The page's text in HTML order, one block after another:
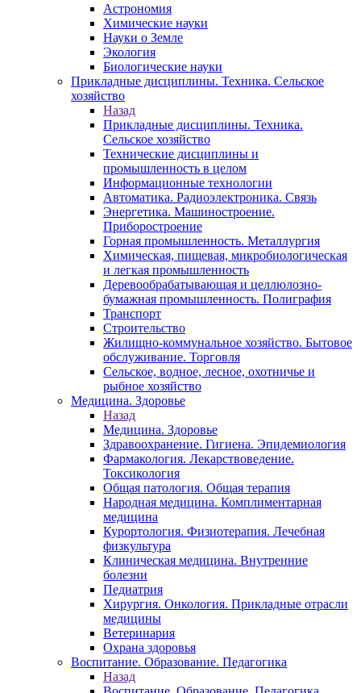
Астрономия
Химические науки
Науки о Земле
Экология
Биологические науки
Прикладные дисциплины. Техника. Сельское
хозяйство
Назад
Прикладные дисциплины. Техника.
Сельское хозяйство
Технические дисциплины и
промышленность в целом
Информационные технологии
Автоматика. Радиоэлектроника. Связь
Энергетика. Машиностроение.
Приборостроение
Горная промышленность. Металлургия
Химическая, пищевая, микробиологическая
и легкая промышленность
Деревообрабатывающая и целлюлозно-
бумажная промышленность. Полиграфия
Транспорт
Строительство
Жилищно-коммунальное хозяйство. Бытовое
обслуживание. Торговля
Сельское, водное, лесное, охотничье и
рыбное хозяйство
Медицина. Здоровье
Назад
Медицина. Здоровье
Здравоохранение. Гигиена. Эпидемиология
Фармакология. Лекарствоведение.
Токсикология
Общая патология. Общая терапия
Народная медицина. Комплиментарная
медицина
Курортология. Физиотерапия. Лечебная
физкультура
Клиническая медицина. Внутренние
болезни
Педиатрия
Хирургия. Онкология. Прикладные отрасли
медицины
Ветеринария
Охрана здоровья
Воспитание. Образование. Педагогика
Назад